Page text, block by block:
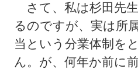
さて、私は杉田先
るのですが、実は所
当という分業体制を
ん。が、何年か前に